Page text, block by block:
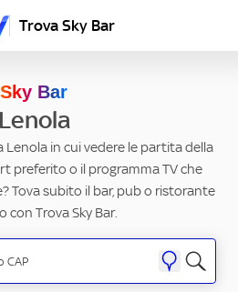
Trova Sky Bar
Sky Bar
Lenola
Lenola in cui vedere le partita della
preferito o il programma TV che
Tova subito il bar, pub o ristorante
con Trova Sky Bar.